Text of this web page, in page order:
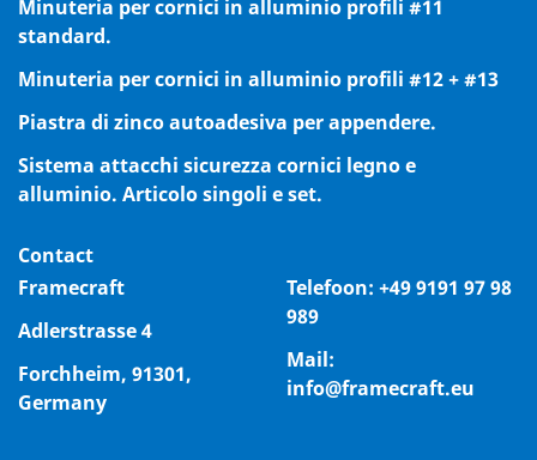
Minuteria per cornici in alluminio profili #11
standard.
Minuteria per cornici in alluminio profili #12 + #13
Piastra di zinco autoadesiva per appendere.
Sistema attacchi sicurezza cornici legno e
alluminio. Articolo singoli e set.
Contact
Framecraft
Adlerstrasse 4
Forchheim, 91301,
Germany
Telefoon: +49 9191 97 98
989
Mail:
info@framecraft.eu